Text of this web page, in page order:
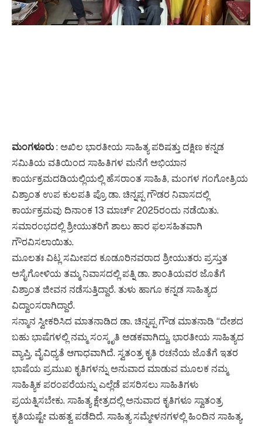
ಮಂಗಳೂರು: ಅಖಿಲ ಭಾರತೀಯ ಸಾಹಿತ್ಯ ಪರಿಷತ್ತು ದಕ್ಷಿಣ ಕನ್ನಡ
ಸಮಿತಿಯ ವತಿಯಿಂದ ಸಾಹಿತಿಗಳ ಮನೆಗೆ ಅಭಿಯಾನ
ಕಾರ್ಯಕ್ರಮದಡಿಯಲ್ಲಿಯಲ್ಲಿ ಹೆಸರಾಂತ ಸಾಹಿತಿ, ಮಂಗಳ ಗಂಗೋತ್ರಿಯ
ವಿಶ್ರಾಂತ ಉಪ ಕುಲಪತಿ ಪ್ರೊ‌ ಡಾ. ಚಿನ್ನಪ್ಪ ಗೌಡರ ನಿವಾಸದಲ್ಲಿ
ಕಾರ್ಯಕ್ರಮವು ದಿನಾಂಕ 13 ಮಾರ್ಚ್ 2025ರಂದು ನಡೆಯಿತು.
ಸಮಾರಂಭದಲ್ಲಿ ಶ್ರೀಯುತರಿಗೆ ಶಾಲು ಹಾರ ಫಲಸಹಿತವಾಗಿ
ಗೌರವಿಸಲಾಯಿತು.
ಮೂಲತಃ ವಿಟ್ಲ ಸಮೀಪದ ಕೂಡೂರಿನವರಾದ ಶ್ರೀಯುತರು ಪ್ರಸ್ತುತ
ಅಸೈಗೋಳಿಯ ತಮ್ಮ ನಿವಾಸದಲ್ಲಿ ಪತ್ನಿ ಡಾ. ಶಾಂತಿಯವರ ಜೊತೆಗೆ
ವಿಶ್ರಾಂತ ಜೀವನ ನಡೆಸುತ್ತಿದ್ದಾರೆ. ತುಳು ಹಾಗೂ ಕನ್ನಡ ಸಾಹಿತ್ಯದ
ವಿದ್ವಾಂಸರಾಗಿದ್ದಾರೆ.
ಸನ್ಮಾನ ಸ್ವೀಕರಿಸಿದ ಮಾತನಾಡಿದ ಡಾ. ಚಿನ್ನಪ್ಪ ಗೌಡ ಮಾತನಾಡಿ “ದೇಶದ
ಬಹು ಭಾಷೆಗಳಲ್ಲಿ ನಮ್ಮ ಸಂಸ್ಕೃತಿ ಅಡಕವಾಗಿದ್ದು, ಭಾರತೀಯ ಸಾಹಿತ್ಯದ
ವ್ಯಾಪ್ತಿ, ವೈವಿಧ್ಯತೆ ಆಗಾಧವಾಗಿದೆ. ಸ್ವತಂತ್ರ ಕೃತಿ ರಚನೆಯ ಜೊತೆಗೆ ಇತರ
ಭಾಷೆಯ ಪ್ರಮುಖ ಕೃತಿಗಳನ್ನು ಅನುವಾದ ಮಾಡುವ ಮೂಲಕ ನಮ್ಮ
ಸಾಹಿತ್ಯಿಕ ಪರಂಪರೆಯನ್ನು ಎಲ್ಲೆಡೆ ಪಸರಿಸಲು ಸಾಹಿತಿಗಳು
ಪ್ರಯತ್ನಿಸಬೇಕು. ಸಾಹಿತ್ಯ ಕ್ಷೇತ್ರದಲ್ಲಿ ಅನುವಾದ ಕೃತಿಗಳೂ ಸ್ವಾತಂತ್ರ
ಕೃತಿಯಷ್ಟೇ ಮಹತ್ವ ಪಡೆದಿದೆ. ಸಾಹಿತ್ಯ ಸಮ್ಮೇಳನಗಳಲ್ಲಿ ಹಿಂದಿನ ಸಾಹಿತ್ಯ,